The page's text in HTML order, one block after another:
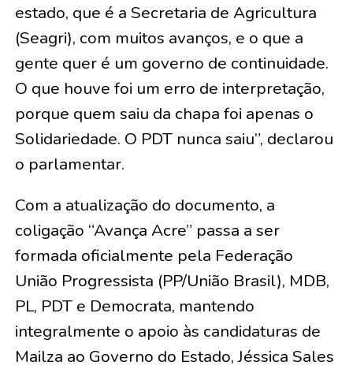
estado, que é a Secretaria de Agricultura
(Seagri), com muitos avanços, e o que a
gente quer é um governo de continuidade.
O que houve foi um erro de interpretação,
porque quem saiu da chapa foi apenas o
Solidariedade. O PDT nunca saiu”, declarou
o parlamentar.
​Com a atualização do documento, a
coligação “Avança Acre” passa a ser
formada oficialmente pela Federação
União Progressista (PP/União Brasil), MDB,
PL, PDT e Democrata, mantendo
integralmente o apoio às candidaturas de
Mailza ao Governo do Estado, Jéssica Sales